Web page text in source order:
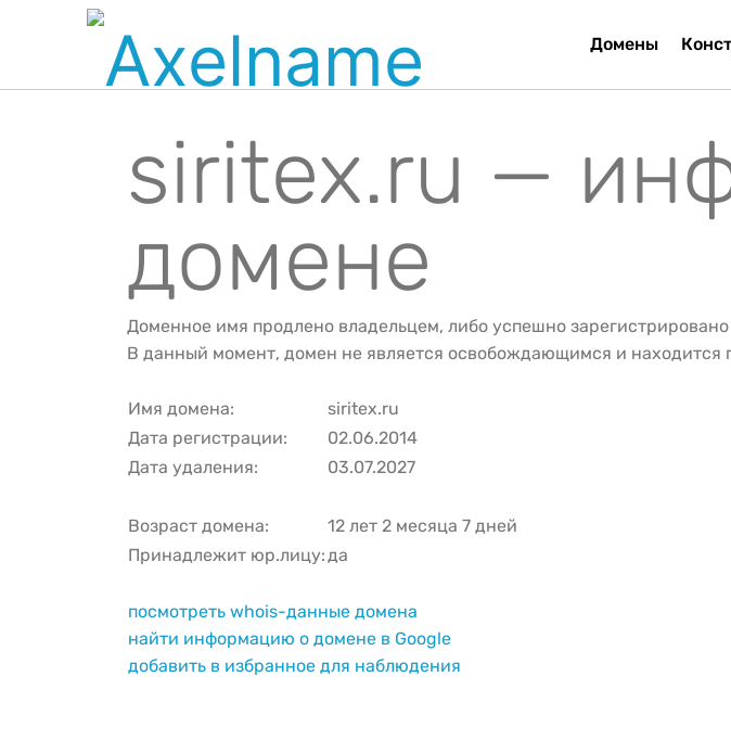
Домены
siritex.ru —
домене
Доменное имя продлено владельцем, либо успешно
В данный момент, домен не является освобождающимся и
Имя домена:
siritex.ru
Дата регистрации:
02.06.2014
Дата удаления:
03.07.2027
Возраст домена:
12 лет 2 месяца 7 дней
Принадлежит юр.лицу:да
посмотреть whois-данные домена
найти информацию о домене в Google
добавить в избранное для наблюдения